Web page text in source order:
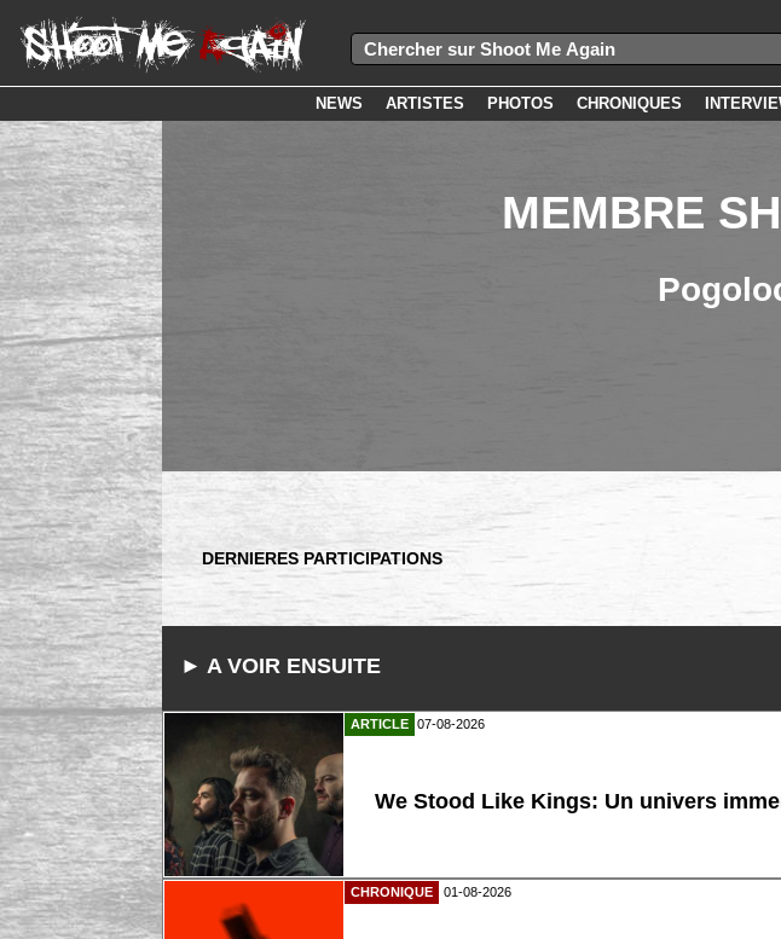
NEWS ARTISTES PHOTOS CHRONIQUES
MEMBRE
DERNIERES PARTICIPATIONS
► A VOIR ENSUITE
ARTICLE 07-08-2026
We Stood Like Kings: Un univers
CHRONIQUE 01-08-2026